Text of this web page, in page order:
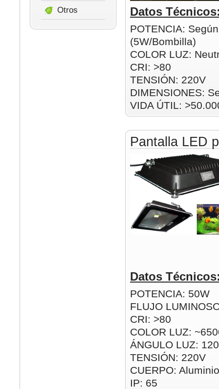
Datos
POTENCIA:
(5W/Bombilla)
COLOR LUZ:
CRI: >80
TENSIÓN: 220V
DIMENSIONES:
VIDA ÚTIL:
Pantalla LED
Datos
POTENCIA: 50W
FLUJO
CRI: >80
COLOR LUZ:
ÁNGULO LUZ:
TENSIÓN: 220V
CUERPO: Aluminio
IP: 65
Otros